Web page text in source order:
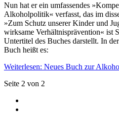
Nun hat er ein umfassendes
Alkoholpolitik« verfasst, das im
»Zum Schutz unserer Kinder und
wirksame Verhältnisprävention« ist
Untertitel des Buches darstellt. In
Buch heißt es:
Weiterlesen: Neues Buch zur
Seite 2 von 2